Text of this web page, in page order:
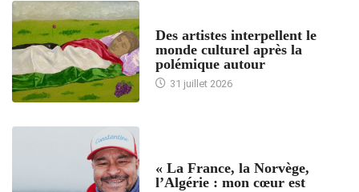
Des artistes interpellent le
monde culturel après la
polémique autour
31 juillet 2026
« La France, la Norvège,
l’Algérie : mon cœur est